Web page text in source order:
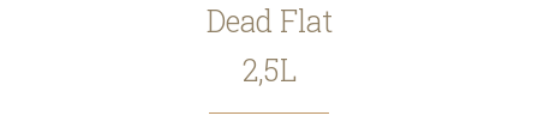
Dead Flat
2,5L